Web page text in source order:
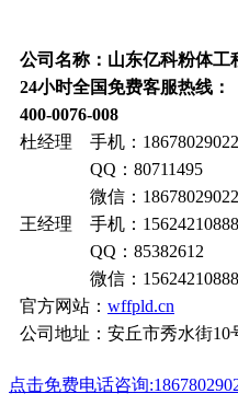
公司名称：山东亿科粉体工
24小时全国免费客服热线：
400-0076-008
杜经理 手机：18678029022
QQ：80711495
微信：18678029022
王经理 手机：15624210888
QQ：85382612
微信：15624210888
官方网站： wffpld.cn
公司地址：安丘市秀水街10
点击免费电话咨询